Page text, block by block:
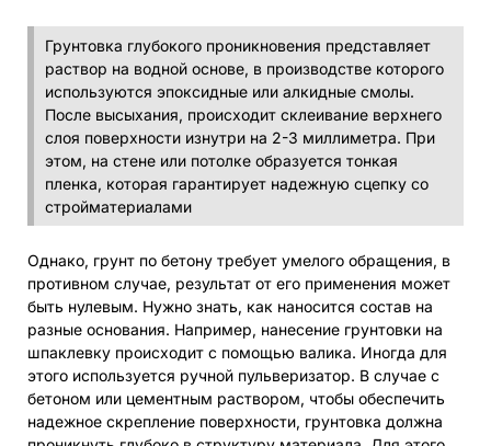
Грунтовка глубокого проникновения представляет
раствор на водной основе, в производстве которого
используются эпоксидные или алкидные смолы.
После высыхания, происходит склеивание верхнего
слоя поверхности изнутри на 2-3 миллиметра. При
этом, на стене или потолке образуется тонкая
пленка, которая гарантирует надежную сцепку со
стройматериалами
Однако, грунт по бетону требует умелого обращения, в
противном случае, результат от его применения может
быть нулевым. Нужно знать, как наносится состав на
разные основания. Например, нанесение грунтовки на
шпаклевку происходит с помощью валика. Иногда для
этого используется ручной пульверизатор. В случае с
бетоном или цементным раствором, чтобы обеспечить
надежное скрепление поверхности, грунтовка должна